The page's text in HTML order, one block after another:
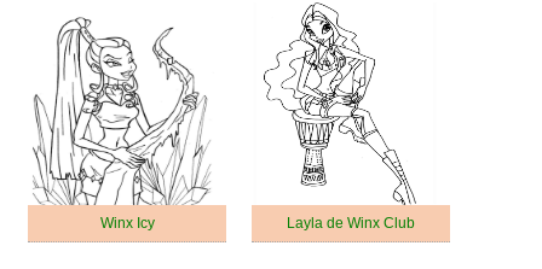
Winx Icy Layla de Winx Club